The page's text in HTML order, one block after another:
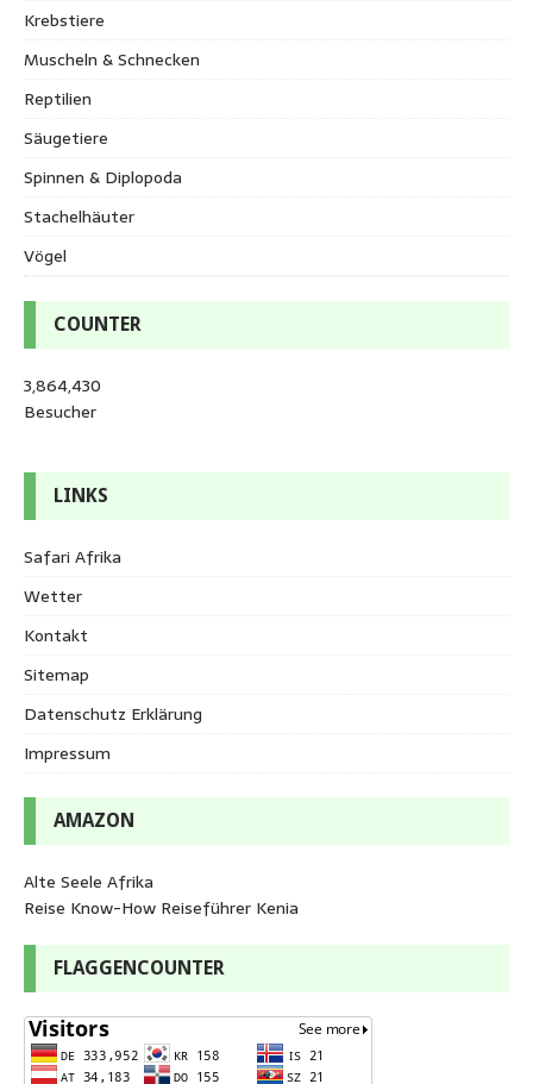
Krebstiere
Muscheln & Schnecken
Reptilien
Säugetiere
Spinnen & Diplopoda
Stachelhäuter
Vögel
COUNTER
3,864,430
Besucher
LINKS
Safari Afrika
Wetter
Kontakt
Sitemap
Datenschutz Erklärung
Impressum
AMAZON
Alte Seele Afrika
Reise Know-How Reiseführer Kenia
FLAGGENCOUNTER